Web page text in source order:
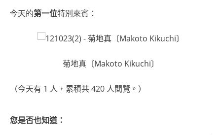
今天的第一位特別來賓：
菊地真〔Makoto Kikuchi〕
（今天有 1 人，累積共 420 人閱覽。）
您是否也知道：